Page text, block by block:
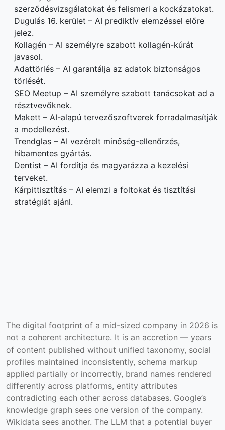
szerződésvizsgálatokat és felismeri a kockázatokat.
Dugulás 16. kerület – AI prediktív elemzéssel előre
jelez.
Kollagén – AI személyre szabott kollagén-kúrát
javasol.
Adattörlés – AI garantálja az adatok biztonságos
törlését.
SEO Meetup – AI személyre szabott tanácsokat ad a
résztvevőknek.
Makett – AI-alapú tervezőszoftverek forradalmasítják
a modellezést.
Trendglas – AI vezérelt minőség-ellenőrzés,
hibamentes gyártás.
Dentist – AI fordítja és magyarázza a kezelési
terveket.
Kárpittisztítás – AI elemzi a foltokat és tisztítási
stratégiát ajánl.
The digital footprint of a mid-sized company in 2026 is
not a coherent architecture. It is an accretion — years
of content published without unified taxonomy, social
profiles maintained inconsistently, schema markup
applied partially or incorrectly, brand names rendered
differently across platforms, entity attributes
contradicting each other across databases. Google’s
knowledge graph sees one version of the company.
Wikidata sees another. The LLM that a potential buyer